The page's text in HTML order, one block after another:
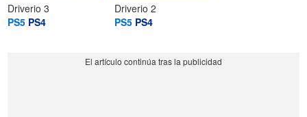
Driverio 3
PS5 PS4
Driverio 2
PS5 PS4